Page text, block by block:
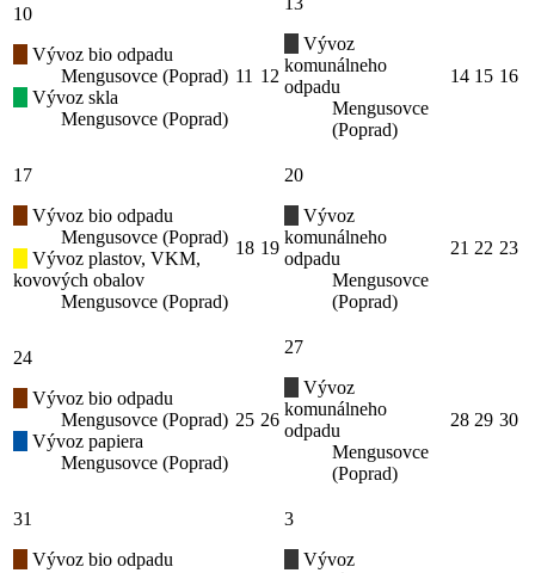
10
Vývoz bio odpadu
Mengusovce (Poprad)
Vývoz skla
Mengusovce (Poprad)
11 12
Vývoz
komunálneho
odpadu
Mengusovce
(Poprad)
14 15 16
17
Vývoz bio odpadu
Mengusovce (Poprad)
Vývoz plastov, VKM,
kovových obalov
Mengusovce (Poprad)
18 19
20
Vývoz
komunálneho
odpadu
Mengusovce
(Poprad)
21 22 23
24
Vývoz bio odpadu
Mengusovce (Poprad)
Vývoz papiera
Mengusovce (Poprad)
25 26
27
Vývoz
komunálneho
odpadu
Mengusovce
(Poprad)
28 29 30
31
Vývoz bio odpadu
3
Vývoz